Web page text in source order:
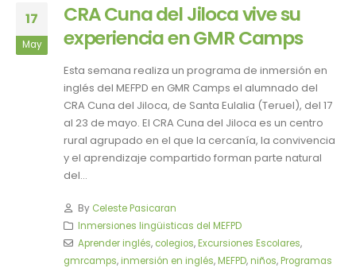
17
May
CRA Cuna del Jiloca vive su
experiencia en GMR Camps
Esta semana realiza un programa de inmersión en
inglés del MEFPD en GMR Camps el alumnado del
CRA Cuna del Jiloca, de Santa Eulalia (Teruel), del 17
al 23 de mayo. El CRA Cuna del Jiloca es un centro
rural agrupado en el que la cercanía, la convivencia
y el aprendizaje compartido forman parte natural
del...
By Celeste Pasicaran
Inmersiones lingüisticas del MEFPD
Aprender inglés, colegios,Excursiones Escolares,
gmrcamps,inmersión en inglés,MEFPD,niños,Programas